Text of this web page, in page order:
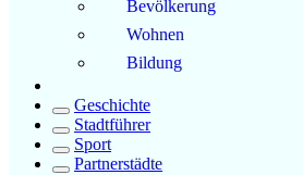
Bevölkerung
Wohnen
Bildung
Geschichte
Stadtführer
Sport
Partnerstädte